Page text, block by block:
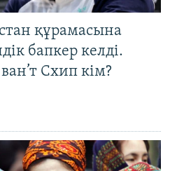
құрамасына
бапкер келді.
Схип кім?